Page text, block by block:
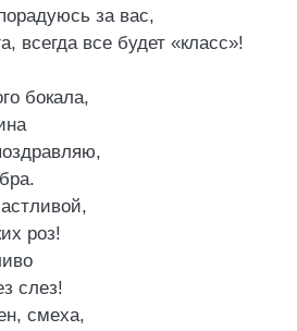
за вас,
всегда все будет «класс»!
бокала,
роз!
слез!
смеха,